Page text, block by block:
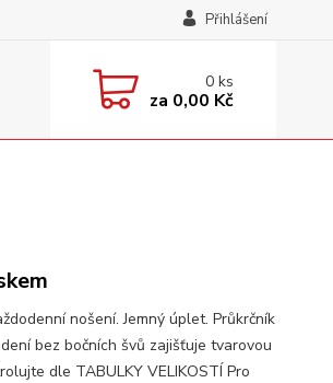
Přihlášení
0ks
za 0,00 Kč
nošení. Jemný úplet. Průkrčník
bez bočních švů zajišťuje tvarovou
dle TABULKY VELIKOSTÍ Pro